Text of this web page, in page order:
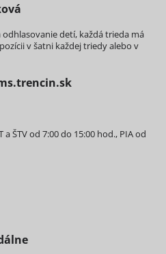
detí, každá trieda má
v šatni každej triedy alebo v
a ŠTV od 7:00 do 15:00 hod., PIA od